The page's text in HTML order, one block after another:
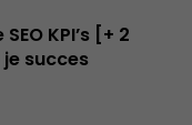
KPI’s [+ 2
succes